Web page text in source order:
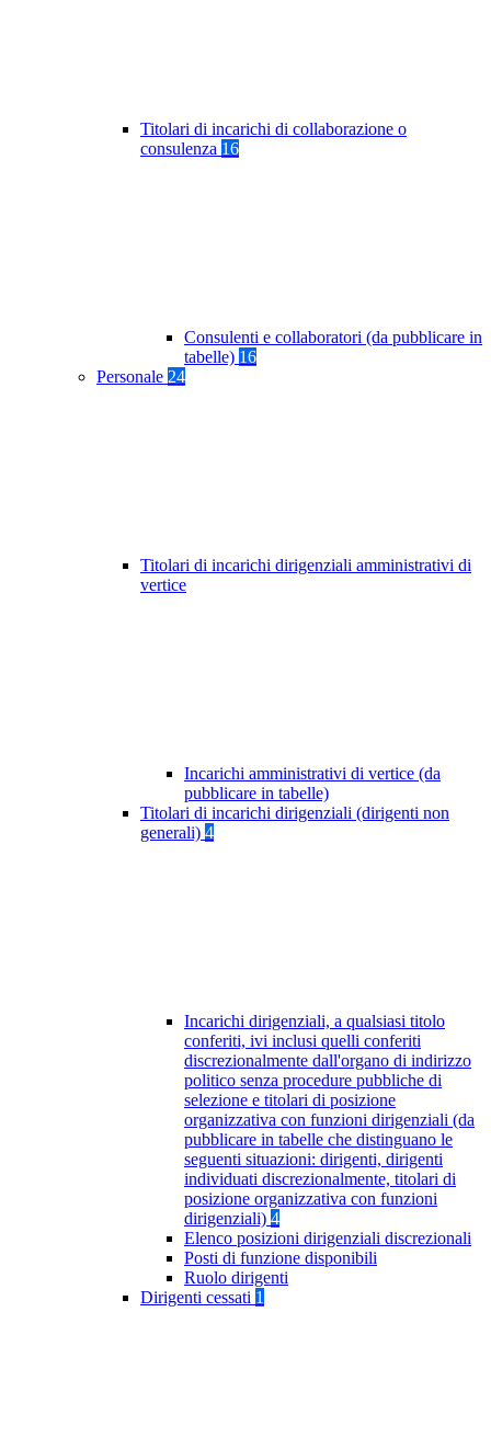
Titolari di incarichi di collaborazione o
consulenza 16
Consulenti e collaboratori (da pubblicare in
tabelle) 16
Personale 24
Titolari di incarichi dirigenziali amministrativi di
vertice
Incarichi amministrativi di vertice (da
pubblicare in tabelle)
Titolari di incarichi dirigenziali (dirigenti non
generali) 4
Incarichi dirigenziali, a qualsiasi titolo
conferiti, ivi inclusi quelli conferiti
discrezionalmente dall'organo di indirizzo
politico senza procedure pubbliche di
selezione e titolari di posizione
organizzativa con funzioni dirigenziali (da
pubblicare in tabelle che distinguano le
seguenti situazioni: dirigenti, dirigenti
individuati discrezionalmente, titolari di
posizione organizzativa con funzioni
dirigenziali) 4
Elenco posizioni dirigenziali discrezionali
Posti di funzione disponibili
Ruolo dirigenti
Dirigenti cessati 1